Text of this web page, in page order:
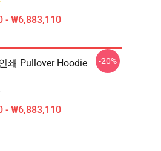
- ₩6,883,110
쇄 Pullover Hoodie
- ₩6,883,110
-20%